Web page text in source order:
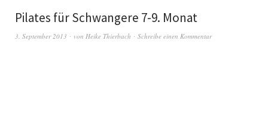
Pilates für Schwangere 7-9. Monat
3. September 2013 von Heike Thierbach Schreibe einen Kommentar